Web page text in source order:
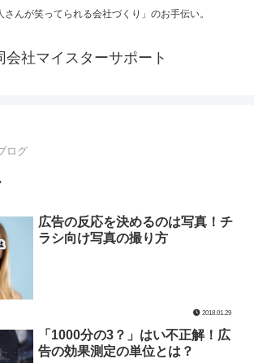
さんが笑ってられる会社づくり」のお手伝い。
会社マイスターサポート
ログ
広告の反応を決めるのは写真！チ
ラシ向け写真の撮り方
2018.01.29
「1000分の3？」はい不正解！広
告の効果測定の単位とは？